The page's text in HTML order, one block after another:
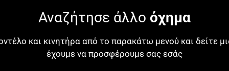
Αναζήτησε άλλο όχημα
και κινητήρα από το παρακάτω μενού και δείτε
έχουμε να προσφέρουμε σας εσάς